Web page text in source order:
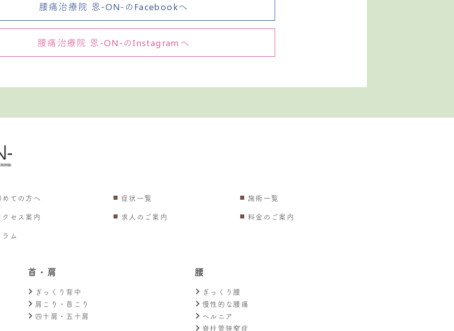
腰痛治療院 恩-ON-のFacebookへ
腰痛治療院 恩-ON-のInstagramへ
めての方へ 症状一覧
施術一覧
クセス案内
求人のご案内
料金のご案内
ム
首・肩
ぎっくり背中
肩こり・首こり
四十肩・五十肩
腰
ぎっくり腰
慢性的な腰痛
ヘルニア
脊柱管狭窄症